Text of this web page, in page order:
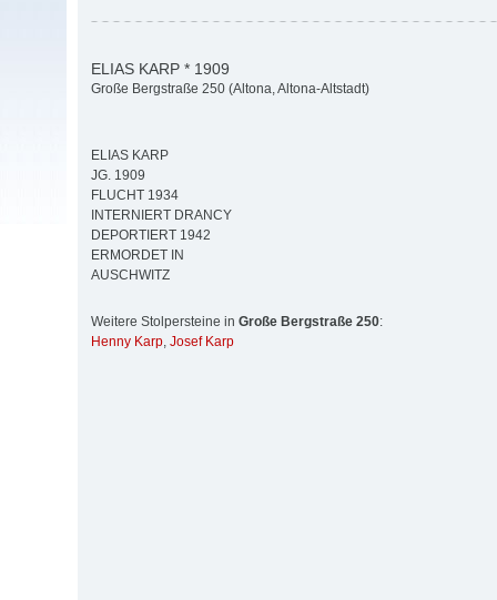
ELIAS KARP * 1909
Große Bergstraße 250 (Altona, Altona-Altstadt)
ELIAS KARP
JG. 1909
FLUCHT 1934
INTERNIERT DRANCY
DEPORTIERT 1942
ERMORDET IN
AUSCHWITZ
Weitere Stolpersteine in Große Bergstraße 250:
Henny Karp, Josef Karp